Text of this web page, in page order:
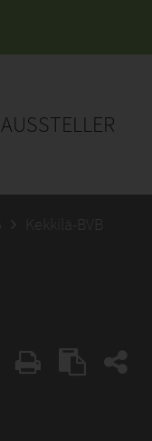
AUSSTELLER
Kekkilä-BVB